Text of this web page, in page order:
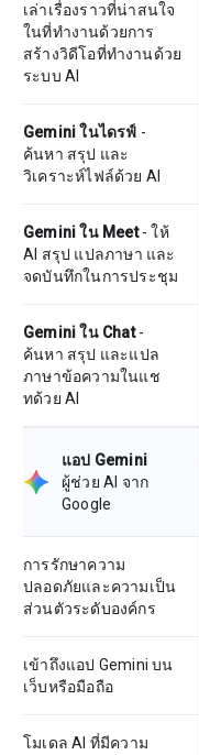
เล่าเรื่องราวที่น่าสนใจ
ในที่ทำงานด้วยการ
สร้างวิดีโอที่ทำงานด้วย
ระบบ AI
Gemini ในไดรฟ์ -
ค้นหา สรุป และ
วิเคราะห์ไฟล์ด้วย AI
Gemini ใน Meet- ให้
AI สรุป แปลภาษา และ
จดบันทึกในการประชุม
Gemini ใน Chat-
ค้นหา สรุป และแปล
ภาษาข้อความในแช
ทด้วย AI
แอป Gemini
ผู้ช่วย AI จาก
Google
การรักษาความ
ปลอดภัยและความเป็น
ส่วนตัวระดับองค์กร
เข้าถึงแอป Gemini บน
เว็บหรือมือถือ
โมเดล AI ที่มีความ